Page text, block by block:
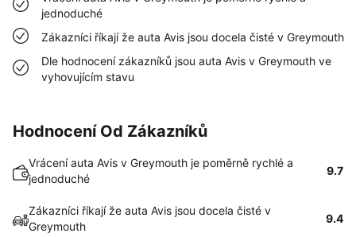
jednoduché
Zákazníci říkají že auta Avis jsou docela čisté v Greymouth
Dle hodnocení zákazníků jsou auta Avis v Greymouth ve
vyhovujícím stavu
Hodnocení Od Zákazníků
Vrácení auta Avis v Greymouth je poměrně rychlé a
jednoduché
9.7
Zákazníci říkají že auta Avis jsou docela čisté v
Greymouth
9.4